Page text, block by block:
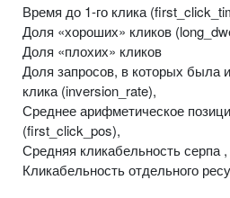
Время до 1-го клика
Доля «хороших» кликов
Доля «плохих» кликов
Доля запросов, в которых была
клика (inversion_rate),
Среднее арифметическое
(first_click_pos),
Средняя кликабельность серпа ,
Кликабельность отдельного